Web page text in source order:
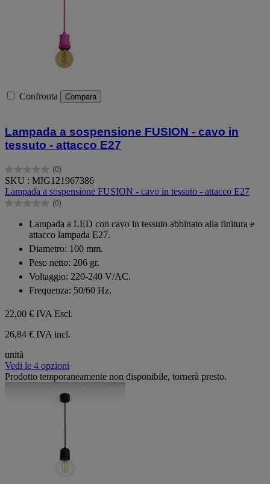
Confronta Compara
Lampada a sospensione FUSION - cavo in
tessuto - attacco E27
(0)
0.0
su
5
stelle.
SKU : MIG121967386
Lampada a sospensione FUSION - cavo in tessuto - attacco E27
(0)
0.0
Lampada a LED con cavo in tessuto abbinato alla finitura e
attacco lampada E27.
Diametro: 100 mm.
Peso netto: 206 gr.
Voltaggio: 220-240 V/AC.
Frequenza: 50/60 Hz.
22,00 € IVA Escl.
26,84 € IVA incl.
unità
Vedi le 4 opzioni
Prodotto temporaneamente non disponibile, tornerà presto.